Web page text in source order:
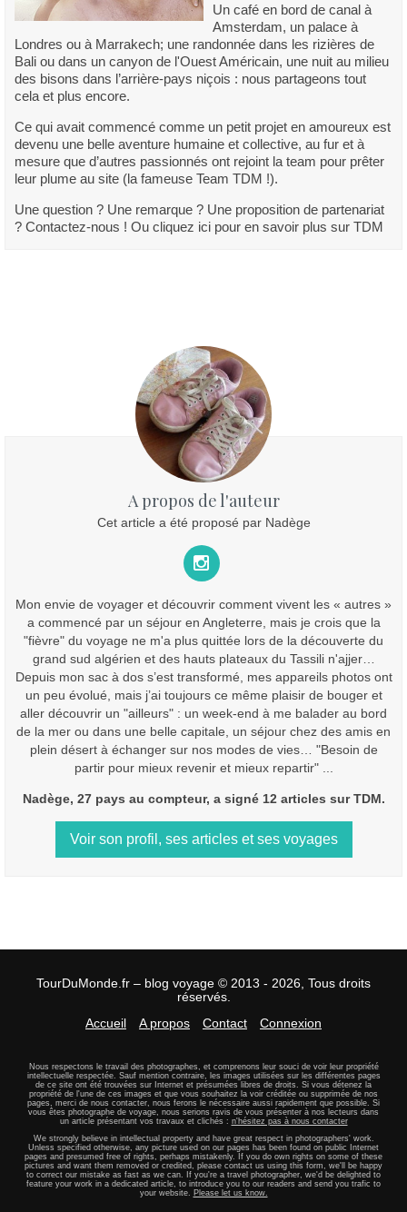
Un café en bord de canal à
Amsterdam, un palace à
Londres ou à Marrakech; une randonnée dans les rizières de
Bali ou dans un canyon de l'Ouest Américain, une nuit au milieu
des bisons dans l’arrière-pays niçois : nous partageons tout
cela et plus encore.
Ce qui avait commencé comme un petit projet en amoureux est
devenu une belle aventure humaine et collective, au fur et à
mesure que d’autres passionnés ont rejoint la team pour prêter
leur plume au site (la fameuse Team TDM !).
Une question ? Une remarque ? Une proposition de partenariat
? Contactez-nous ! Ou cliquez ici pour en savoir plus sur TDM
A propos de l'auteur
Cet article a été proposé par Nadège
Mon envie de voyager et découvrir comment vivent les « autres »
a commencé par un séjour en Angleterre, mais je crois que la
"fièvre" du voyage ne m'a plus quittée lors de la découverte du
grand sud algérien et des hauts plateaux du Tassili n'ajjer…
Depuis mon sac à dos s’est transformé, mes appareils photos ont
un peu évolué, mais j’ai toujours ce même plaisir de bouger et
aller découvrir un "ailleurs" : un week-end à me balader au bord
de la mer ou dans une belle capitale, un séjour chez des amis en
plein désert à échanger sur nos modes de vies… "Besoin de
partir pour mieux revenir et mieux repartir" ...
Nadège, 27 pays au compteur, a signé 12 articles sur TDM.
Voir son profil, ses articles et ses voyages
TourDuMonde.fr – blog voyage © 2013 - 2026, Tous droits
réservés.
Accueil
A propos Contact Connexion
Nous respectons le travail des photographes, et comprenons leur souci de voir leur propriété
intellectuelle respectée. Sauf mention contraire, les images utilisées sur les différentes pages
de ce site ont été trouvées sur Internet et présumées libres de droits. Si vous détenez la
propriété de l'une de ces images et que vous souhaitez la voir créditée ou supprimée de nos
pages, merci de nous contacter, nous ferons le nécessaire aussi rapidement que possible. Si
vous êtes photographe de voyage, nous serions ravis de vous présenter à nos lecteurs dans
un article présentant vos travaux et clichés : n'hésitez pas à nous contacter
We strongly believe in intellectual property and have great respect in photographers' work.
Unless specified otherwise, any picture used on our pages has been found on public Internet
pages and presumed free of rights, perhaps mistakenly. If you do own rights on some of these
pictures and want them removed or credited, please contact us using this form, we'll be happy
to correct our mistake as fast as we can. If you're a travel photographer, we'd be delighted to
feature your work in a dedicated article, to introduce you to our readers and send you trafic to
your website. Please let us know.